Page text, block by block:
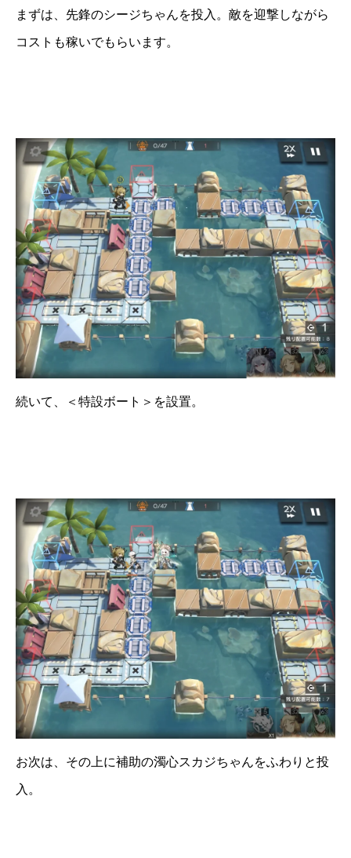
まずは、先鋒のシージちゃんを投入。敵を迎撃しながら
コストも稼いでもらいます。
続いて、＜特設ボート＞を設置。
お次は、その上に補助の濁心スカジちゃんをふわりと投
入。